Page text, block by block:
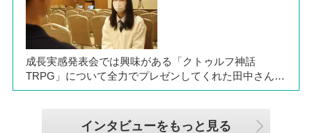
ト」として活躍しています。同校の山口颯斗先生ととも
に、通信制ならではの人との関わりや、自分らしく過ご
せる学校生活について語ってくれました。
成長実感発表会では興味がある「クトゥルフ神話
TRPG」について全力でプレゼンしてくれた田中さん
は、全日制高校での生活の中で体調を崩し、12月に第一
トやスクーリングをこなしながら、自分らしく過ごせる
インタビューをもっと見る